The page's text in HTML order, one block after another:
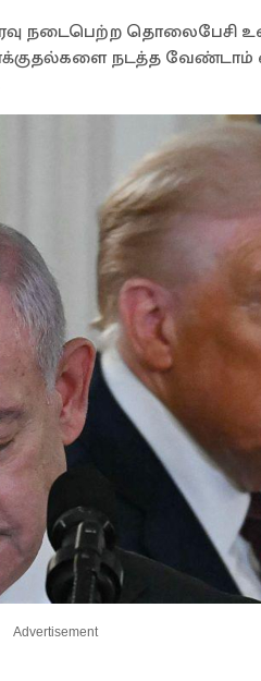
நடைபெற்ற தொலைபேசி
நடத்த வேண்டாம்
Advertisement